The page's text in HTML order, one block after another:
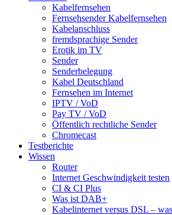
Kabelfernsehen
Fernsehsender Kabelfernsehen
Kabelanschluss
fremdsprachige Sender
Erotik im TV
Sender
Senderbelegung
Kabel Deutschland
Fernsehen im Internet
IPTV / VoD
Pay TV / VoD
Öffentlich rechtliche Sender
Chromecast
Testberichte
Wissen
Router
Internet Geschwindigkeit testen
CI & CI Plus
Was ist DAB+
Kabelinternet versus DSL –